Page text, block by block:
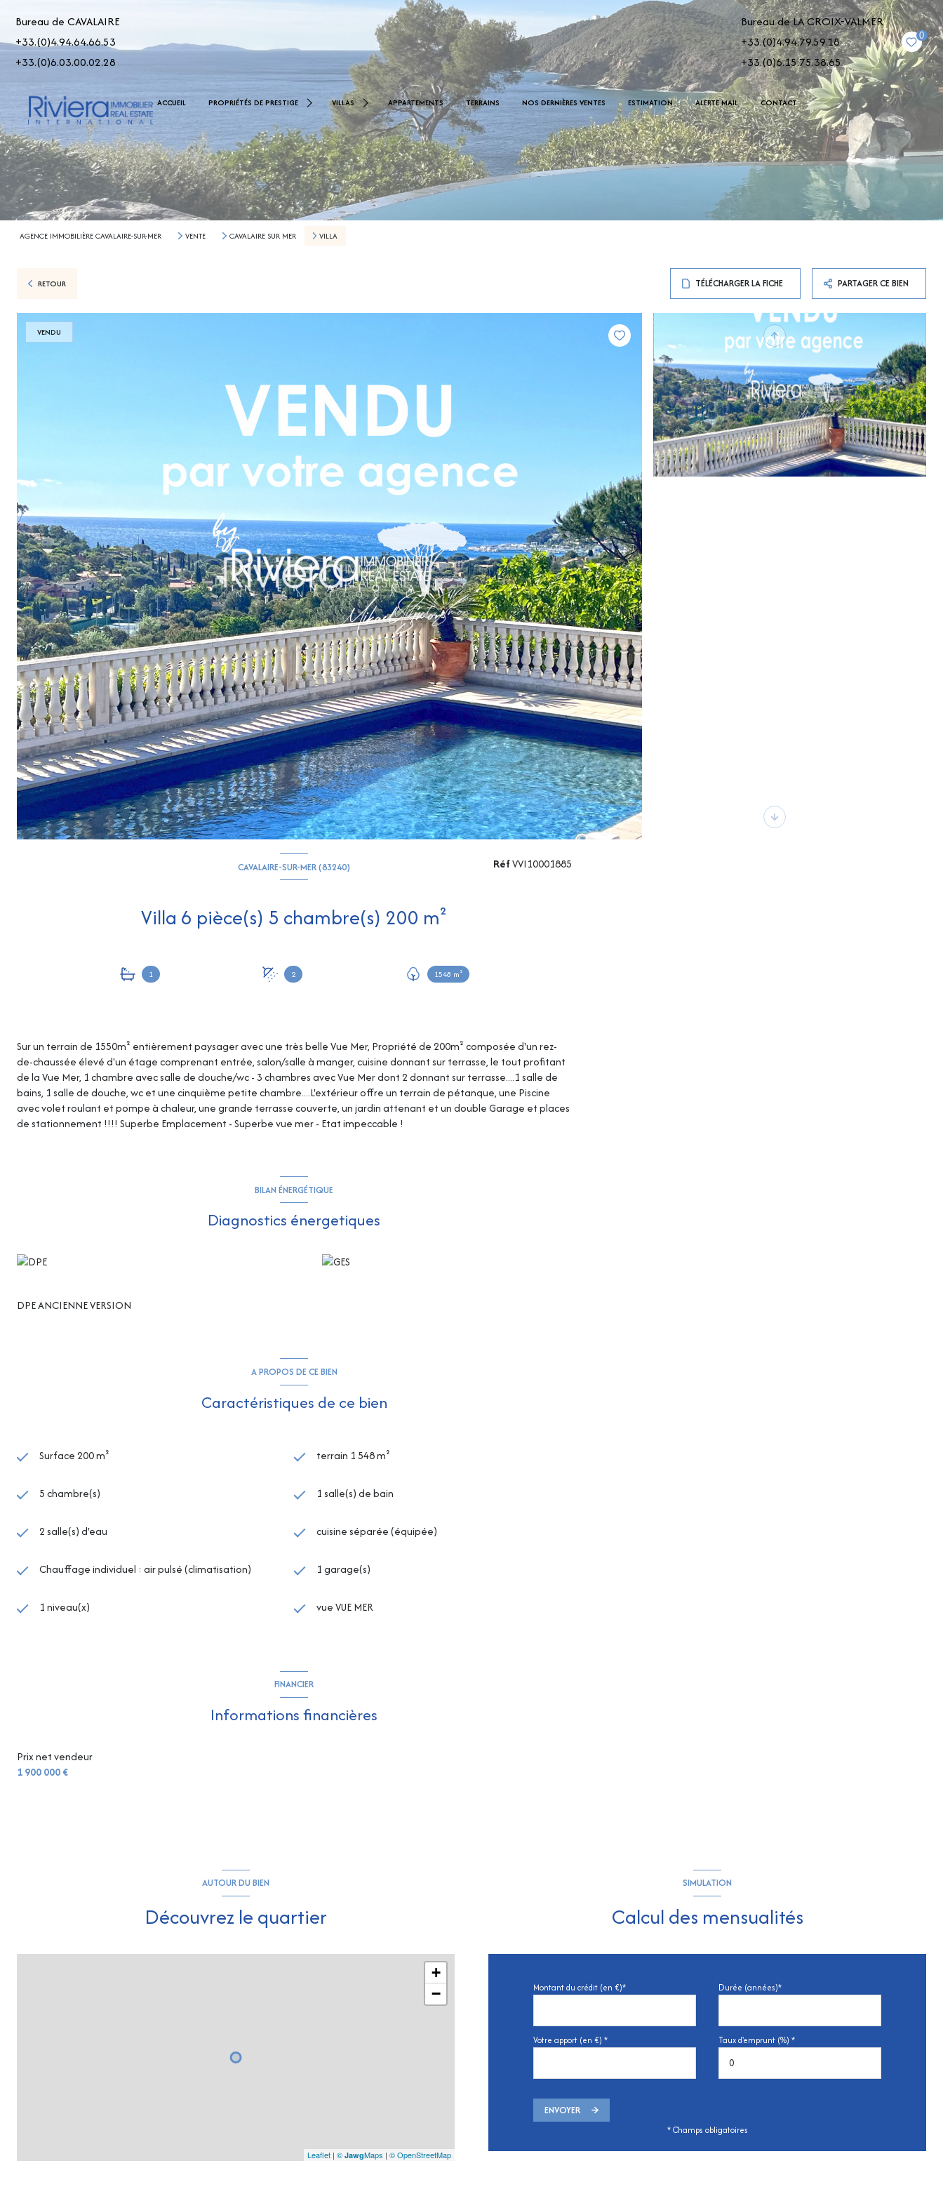
Bureau de CAVALAIRE
+33.(0)4.94.64.66.53
+33.(0)6.03.00.02.28
Bureau de LA CROIX-VALMER
+33.(0)4.94.79.59.18
+33.(0)6.15.75.38.65
0
ACCUEIL PROPRIÉTÉS DE PRESTIGE
De 2.500.000 € À 5.000.000 €
> 5.000.000 €
VILLAS
< 1.000.000 €
De 1.000.000 € À 2.000.000 €
De 2.000.000 € À 2.500.000 €
APPARTEMENTS TERRAINS NOS DERNIÈRES VENTES ESTIMATION ALERTE MAIL CONTACT
AGENCE IMMOBILIÈRE CAVALAIRE-SUR-MER VENTE CAVALAIRE SUR MER VILLA
RETOUR TÉLÉCHARGER LA FICHE PARTAGER CE BIEN
VENDU
CAVALAIRE-SUR-MER (83240)
Villa 6 pièce(s) 5 chambre(s) 200 m²
1 2 1548 m²
RéfVVI10001885
Sur un terrain de 1550m² entièrement paysager avec une très belle Vue Mer, Propriété de 200m² composée d'un rez-
de-chaussée élevé d'un étage comprenant entrée, salon/salle à manger, cuisine donnant sur terrasse, le tout profitant
de la Vue Mer, 1 chambre avec salle de douche/wc - 3 chambres avec Vue Mer dont 2 donnant sur terrasse....1 salle de
bains, 1 salle de douche, wc et une cinquième petite chambre....L'extérieur offre un terrain de pétanque, une Piscine
avec volet roulant et pompe à chaleur, une grande terrasse couverte, un jardin attenant et un double Garage et places
de stationnement !!!! Superbe Emplacement - Superbe vue mer - Etat impeccable !
BILAN ÉNERGÉTIQUE
Diagnostics énergetiques
DPE ANCIENNE VERSION
A PROPOS DE CE BIEN
Caractéristiques de ce bien
Surface 200 m² terrain 1 548 m²
5 chambre(s) 1 salle(s) de bain
2 salle(s) d'eau cuisine séparée (équipée)
Chauffage individuel : air pulsé (climatisation) 1 garage(s)
1 niveau(x) vue VUE MER
FINANCIER
Informations financières
Prix net vendeur
1 900 000 €
AUTOUR DU BIEN
Découvrez le quartier
+
−
Leaflet | © JawgMaps | © OpenStreetMap
SIMULATION
Calcul des mensualités
Montant du crédit (en €)* Durée (années)*
Votre apport (en €) * Taux d'emprunt (%) *
ENVOYER
* Champs obligatoires